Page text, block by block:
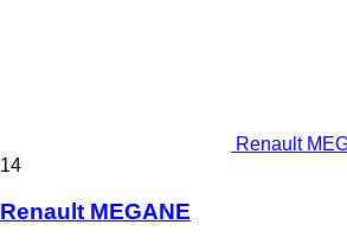
Renault
14
Renault MEGANE